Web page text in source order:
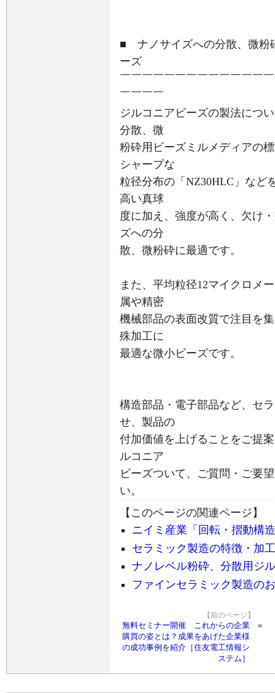
■ ナノサイズへの分散、微粉
ーズ
￣￣￣￣￣￣￣￣￣￣￣￣￣
￣￣￣￣
ジルコニアビーズの製法につ
分散、微
粉砕用ビーズミルメディアの
シャープな
粒径分布の「NZ30HLC」など
高い真球
度に加え、強度が高く、欠け
ズへの分
散、微粉砕に最適です。
また、平均粒径12マイクロメ
属や精密
機械部品の表面改質で注目を
殊加工に
最適な微小ビーズです。
構造部品・電子部品など、セ
せ、製品の
付加価値を上げることをご提
ルコニア
ビーズついて、ご質問・ご要
い。
【このページの関連ページ】
ニイミ産業「回転・摺動構
セラミック製造の特徴・加
ナノレベル粉砕、分散用ジ
ファインセラミック製造の
【前のページ】
無料セミナー開催 これからの企業
購買の姿とは？成果をあげた企業様
の成功事例を紹介［住友電工情報シ
ステム］